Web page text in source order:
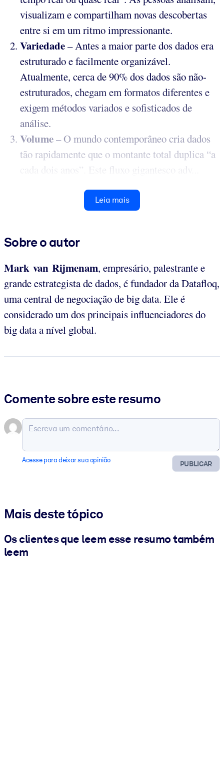
visualizam e compartilham novas descobertas
entre si em um ritmo impressionante.
Variedade– Antes a maior parte dos dados era
estruturado e facilmente organizável.
Atualmente, cerca de 90% dos dados são não-
estruturados, chegam em formatos diferentes e
exigem métodos variados e sofisticados de
análise.
Volume– O mundo contemporâneo cria dados
tão rapidamente que o montante total duplica “a
cada dois anos”. Este fluxo gigantesco adv...
Leia mais
Sobre o autor
Mark van Rijmenam, empresário, palestrante e
grande estrategista de dados, é fundador da Datafloq,
uma central de negociação de big data. Ele é
considerado um dos principais influenciadores do
big data a nível global.
Comente sobre este resumo
PUBLICAR
Acesse para deixar sua opinião
Mais deste tópico
Os clientes que leem esse resumo também
leem